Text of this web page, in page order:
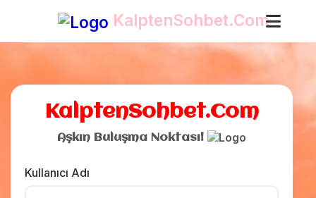
KalptenSohbet.Com
KalptenSohbet.Com
Aşkın Buluşma Noktası!
Kullanıcı Adı